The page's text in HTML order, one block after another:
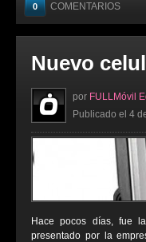
0 COMENTARIOS
Nuevo
por FULLMóvil
Publicado el 4
Hace pocos días, fue
presentado por la